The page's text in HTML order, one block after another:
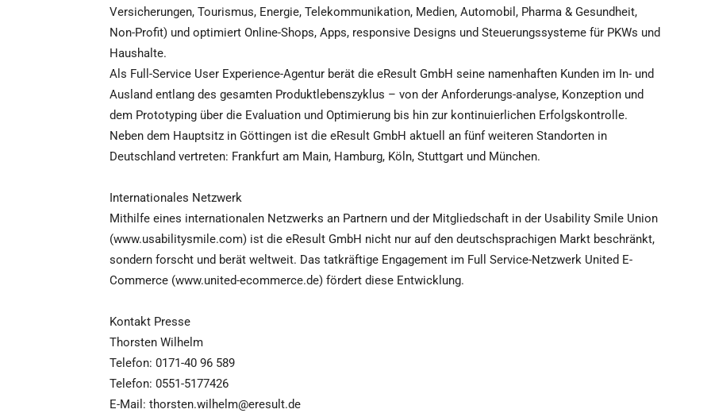
Versicherungen, Tourismus, Energie, Telekommunikation, Medien, Automobil, Pharma & Gesundheit,
Non-Profit) und optimiert Online-Shops, Apps, responsive Designs und Steuerungssysteme für PKWs und
Haushalte.
Als Full-Service User Experience-Agentur berät die eResult GmbH seine namenhaften Kunden im In- und
Ausland entlang des gesamten Produktlebenszyklus – von der Anforderungs-analyse, Konzeption und
dem Prototyping über die Evaluation und Optimierung bis hin zur kontinuierlichen Erfolgskontrolle.
Neben dem Hauptsitz in Göttingen ist die eResult GmbH aktuell an fünf weiteren Standorten in
Deutschland vertreten: Frankfurt am Main, Hamburg, Köln, Stuttgart und München.
Internationales Netzwerk
Mithilfe eines internationalen Netzwerks an Partnern und der Mitgliedschaft in der Usability Smile Union
(www.usabilitysmile.com) ist die eResult GmbH nicht nur auf den deutschsprachigen Markt beschränkt,
sondern forscht und berät weltweit. Das tatkräftige Engagement im Full Service-Netzwerk United E-
Commerce (www.united-ecommerce.de) fördert diese Entwicklung.
Kontakt Presse
Thorsten Wilhelm
Telefon: 0171-40 96 589
Telefon: 0551-5177426
E-Mail: thorsten.wilhelm@eresult.de